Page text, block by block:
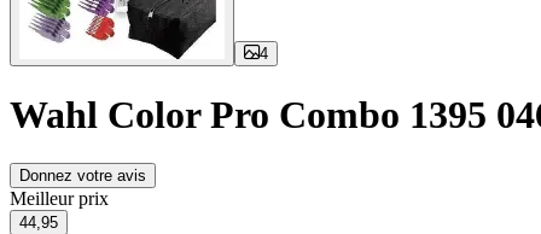
4
Wahl Color Pro Combo 1395
Donnez votre avis
Meilleur prix
44,95